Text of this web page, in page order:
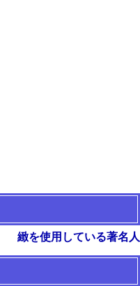
緻を使用している著名人